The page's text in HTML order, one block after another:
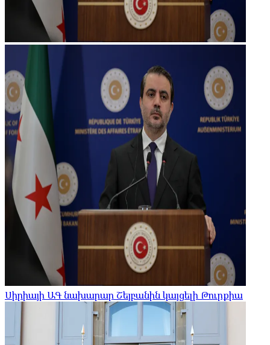
Սիրիայի ԱԳ նախարար Շեյբանին կայցելի Թուրքիա